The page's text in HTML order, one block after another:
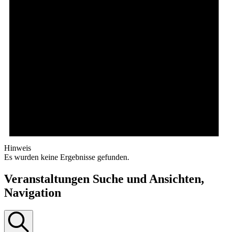
Hinweis
Es wurden keine Ergebnisse gefunden.
Veranstaltungen Suche und Ansichten,
Navigation